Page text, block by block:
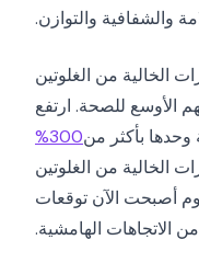
والشفافية والتوازن.
الخالية من الغلوتين
الأوسع للصحة. ارتفع
وحدها بأكثر من
300%
الخالية من الغلوتين
أصبحت الآن توقعات
الاتجاهات الهامشية.